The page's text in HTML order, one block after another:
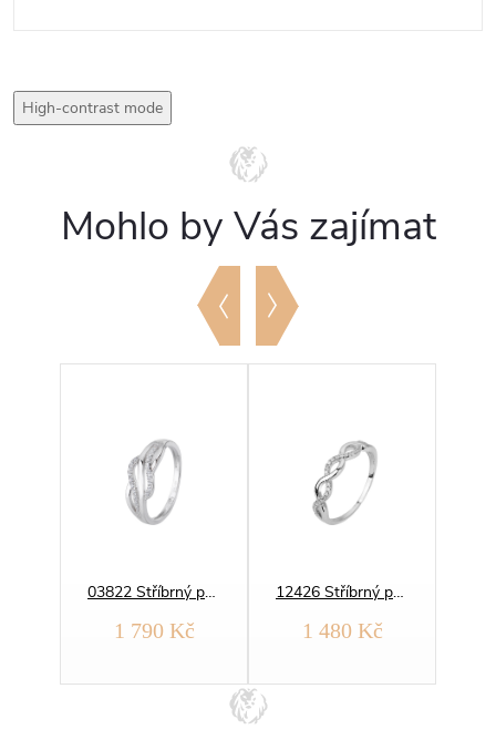
High-contrast mode
Mohlo by Vás zajímat
03822 Stříbrný prsten ELEGANTNÍ VLNKY zirkon
1 790 Kč
12426 Stříbrný prsten NEKONEČNO vlnky
1 480 Kč